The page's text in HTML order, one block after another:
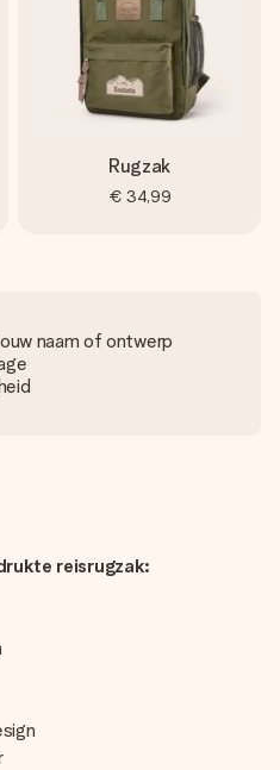
Rugzak
€ 34,99
naam of ontwerp
reisrugzak: